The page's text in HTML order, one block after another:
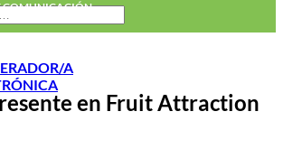
A
COMUNICACIÓN
en Fruit Attraction